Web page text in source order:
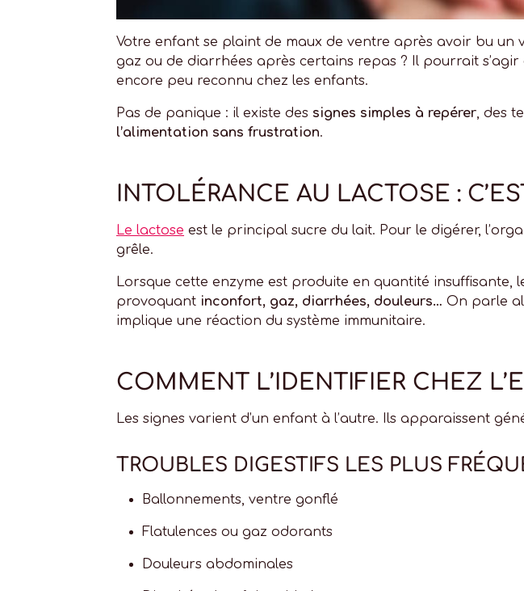
Votre enfant se plaint de maux de ventre après avoir bu un
gaz ou de diarrhées après certains repas ? Il pourrait s’agir
encore peu reconnu chez les enfants.
Pas de panique : il existe des signes simples à repérer, des
l’alimentation sans frustration.
INTOLÉRANCE AU LACTOSE :
Le lactose est le principal sucre du lait. Pour le digérer,
grêle.
Lorsque cette enzyme est produite en quantité
provoquant inconfort, gaz, diarrhées, douleurs… On parle
implique une réaction du système immunitaire.
COMMENT L’IDENTIFIER CHEZ
Les signes varient d’un enfant à l’autre. Ils apparaissent
TROUBLES DIGESTIFS LES PLUS
Ballonnements, ventre gonflé
Flatulences ou gaz odorants
Douleurs abdominales